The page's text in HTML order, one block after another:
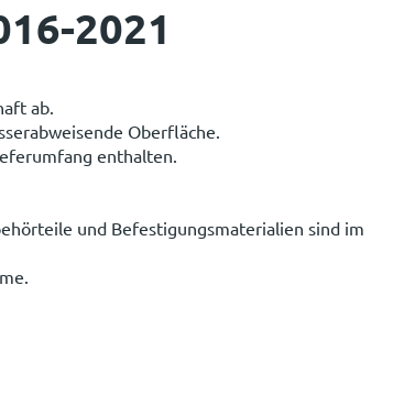
2021
ab.
Oberfläche.
enthalten.
und Befestigungsmaterialien sind im